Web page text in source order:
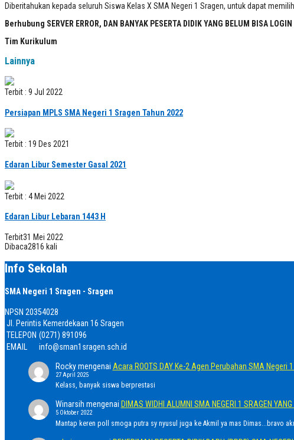
Diberitahukan kepada seluruh Siswa Kelas X SMA Negeri 1 Sragen, untuk dapat
Berhubung SERVER ERROR, DAN BANYAK PESERTA DIDIK YANG BELUM BISA
Tim Kurikulum
Lainnya
Terbit : 9 Jul 2022
Persiapan MPLS SMA Negeri 1 Sragen Tahun 2022
Terbit : 19 Des 2021
Edaran Libur Semester Gasal 2021
Terbit : 4 Mei 2022
Edaran Libur Lebaran 1443 H
Terbit31 Mei 2022
Dibaca2816 kali
Info Sekolah
SMA Negeri 1 Sragen - Sragen
NPSN 20354028
Jl. Perintis Kemerdekaan 16 Sragen
TELEPON (0271) 891096
EMAIL
info@sman1sragen.sch.id
Rockymengenai Acara ROOTS DAY Ke-2 Agen Perubahan SMA Negeri
27 April 2025
Kelass, banyak siswa berprestasi
Winarsih mengenai DIMAS WIDHI ALUMNI SMA NEGERI 1 SRAGEN YANG
5 Oktober 2022
Mantap keren poll smoga putra sy nyusul juga ke Akmil ya mas Dimas...bravo